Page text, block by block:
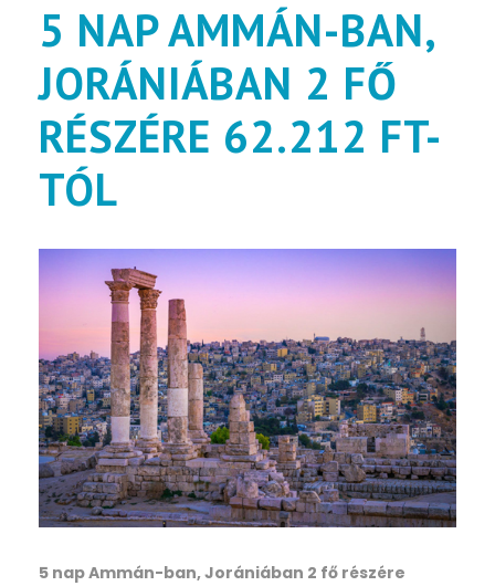
5 NAP AMMÁN-BAN,
JORÁNIÁBAN 2 FŐ
RÉSZÉRE 62.212 FT-
TÓL
5 nap Ammán-ban, Jorániában 2 fő részére